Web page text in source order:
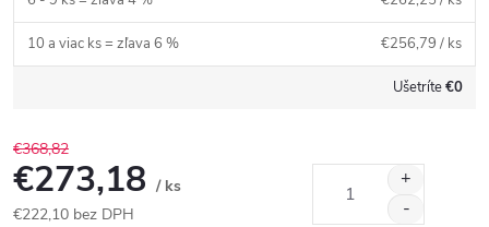
10 a viac ks = zľava 6 % €256,79 / ks
Ušetríte€0
€368,82
€273,18 / ks
€222,10 bez DPH